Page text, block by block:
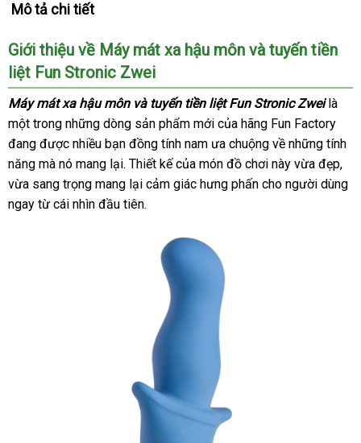
Mô tả chi tiết
Giới thiệu về Máy mát xa hậu môn cửa
và tuyến tiền
liệt Fun Stronic Zwei
Máy mát xa hậu môn quà
tặng
và tuyến tiền liệt Fun Stronic Zweilà
một trong mới
nhất
những dòng sản phẩm mới tận
nơi
của hãng Fun Factory
đang nơi
nào
được nhiều bạn đồng tính nam ưa chuộng về Lazada
những tính
năng Thái
Lan
mà nó mang lạicũ
. Thiết kếqua
app
của món đồ chơi này vừa đẹptại
nhà
,
vừa sang trọng mang lại cảm giác hưng phấn cho người dùng
ngay từ cái nhìn đầu tiên.